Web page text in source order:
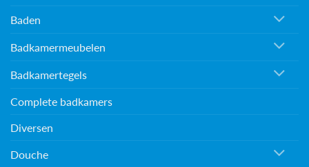
Baden
Badkamermeubelen
Badkamertegels
Complete badkamers
Diversen
Douche